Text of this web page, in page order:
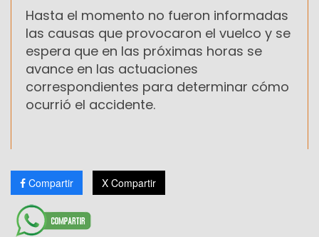
Hasta el momento no fueron informadas
las causas que provocaron el vuelco y se
espera que en las próximas horas se
avance en las actuaciones
correspondientes para determinar cómo
ocurrió el accidente.
Compartir X Compartir